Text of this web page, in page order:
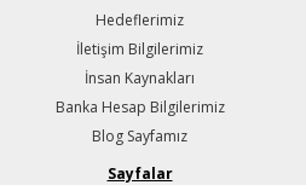
Hedeflerimiz
İletişim Bilgilerimiz
İnsan Kaynakları
Banka Hesap Bilgilerimiz
Blog Sayfamız
Sayfalar